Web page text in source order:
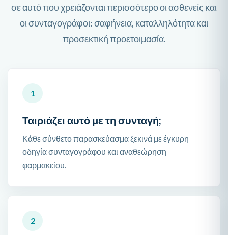
σε αυτό που χρειάζονται περισσότερο οι ασθενείς και
οι συνταγογράφοι: σαφήνεια, καταλληλότητα και
προσεκτική προετοιμασία.
1
Ταιριάζει αυτό με τη συνταγή;
Κάθε σύνθετο παρασκεύασμα ξεκινά με έγκυρη
οδηγία συνταγογράφου και αναθεώρηση
φαρμακείου.
2